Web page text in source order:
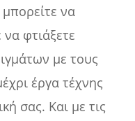
να
φτιάξετε
με τους
έργα τέχνης
σας. Και με τις